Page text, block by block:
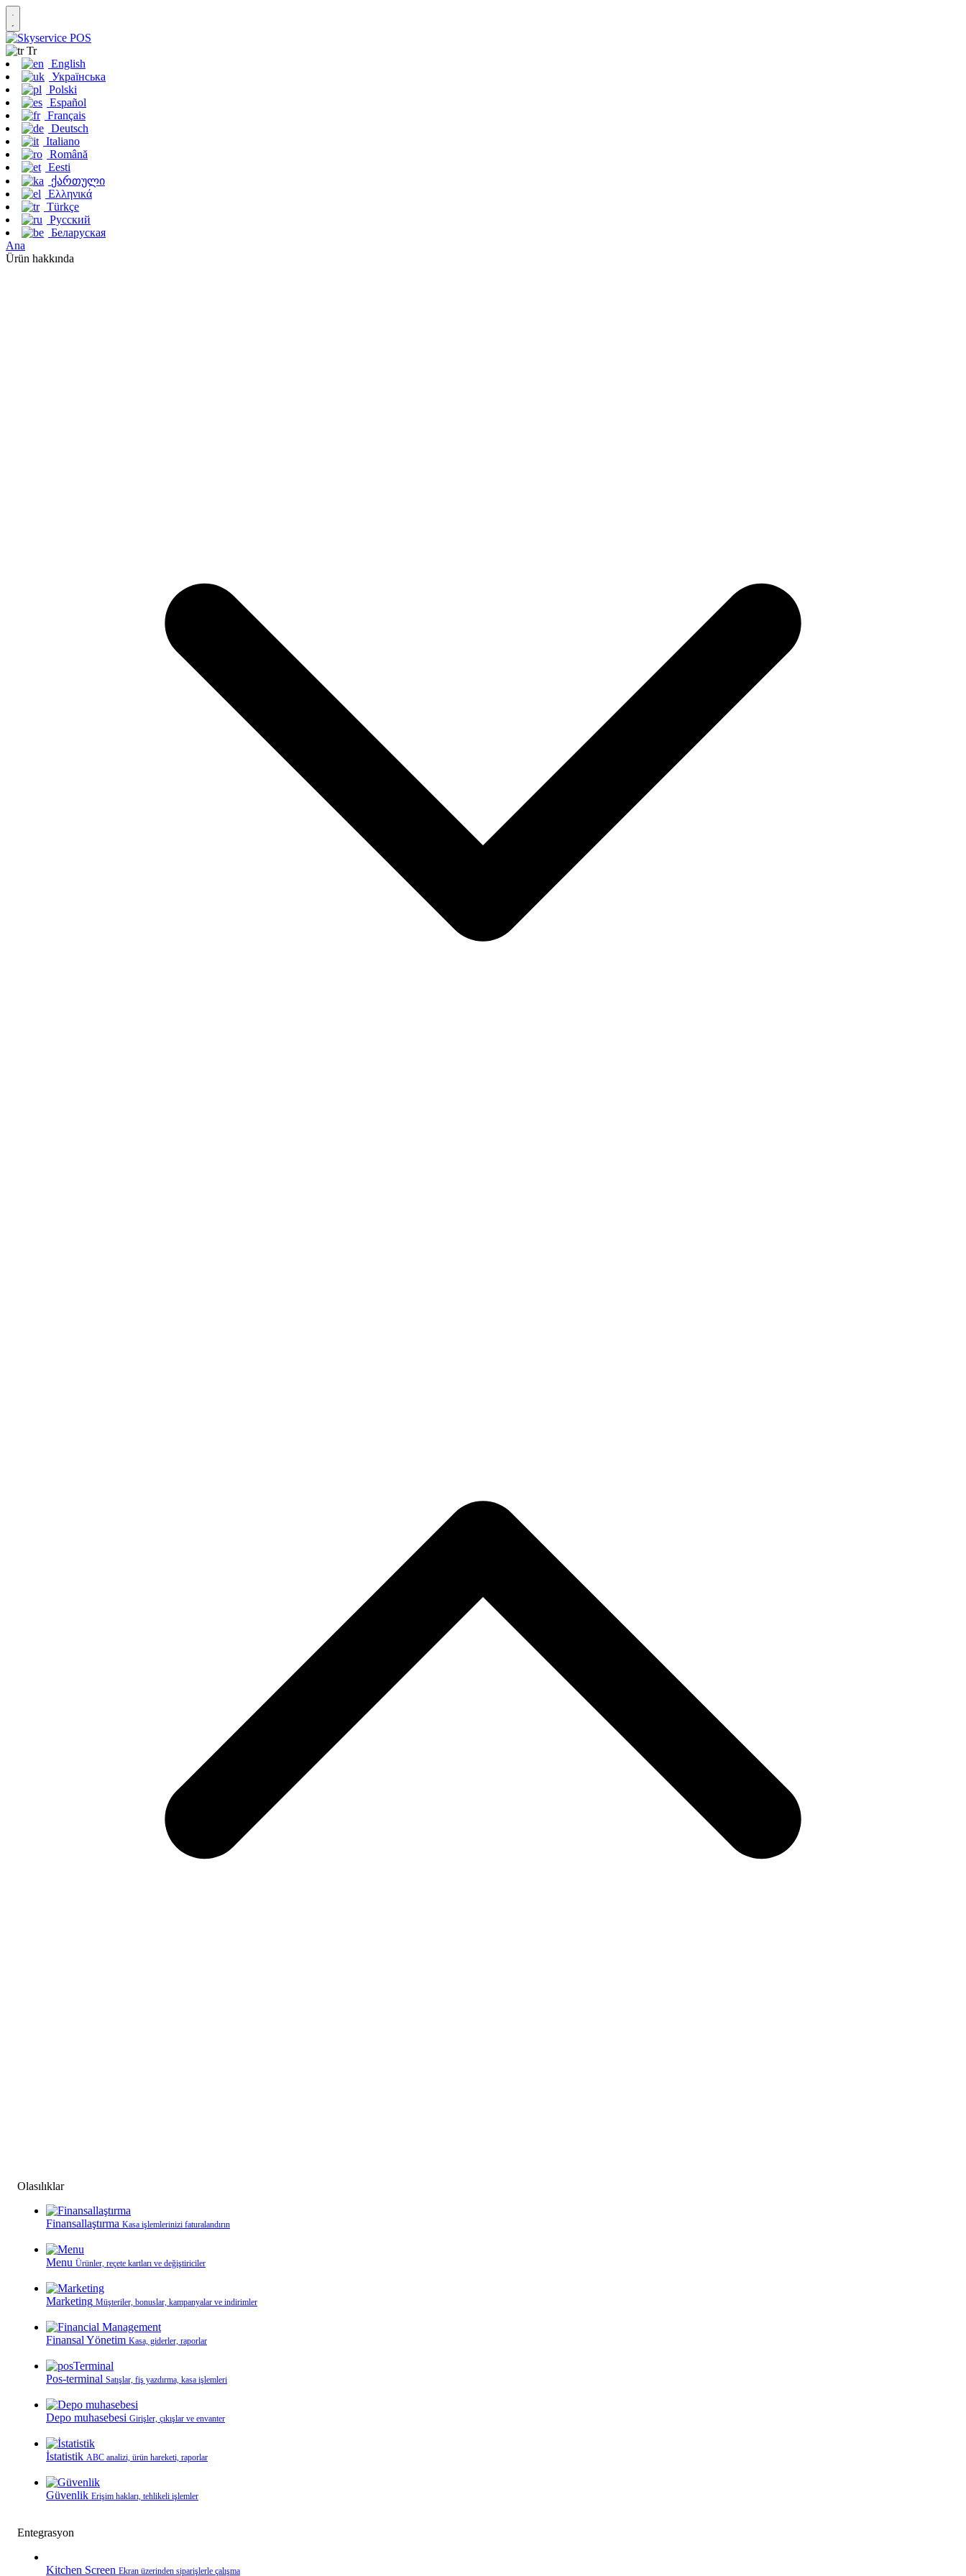
Tr
English
Українська
Polski
Español
Français
Deutsch
Italiano
Română
Eesti
ქართული
Ελληνικά
Türkçe
Русский
Беларуская
Ana
Ürün hakkında
Olasılıklar
Finansallaştırma Kasa işlemlerinizi faturalandırın
Menu Ürünler, reçete kartları ve değiştiriciler
Marketing Müşteriler, bonuslar, kampanyalar ve indirimler
Finansal Yönetim Kasa, giderler, raporlar
Pos-terminal Satışlar, fiş yazdırma, kasa işlemleri
Depo muhasebesi Girişler, çıkışlar ve envanter
İstatistik ABC analizi, ürün hareketi, raporlar
Güvenlik Erişim hakları, tehlikeli işlemler
Entegrasyon
Kitchen Screen Ekran üzerinden siparişlerle çalışma